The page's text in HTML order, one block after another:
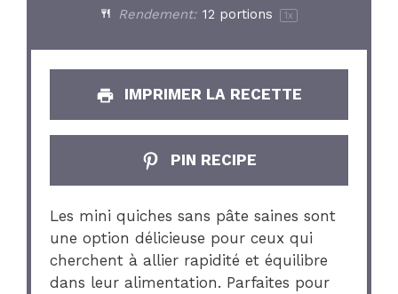
Rendement: 12 portions 1x
IMPRIMER LA RECETTE
PIN RECIPE
Les mini quiches sans pâte saines sont
une option délicieuse pour ceux qui
cherchent à allier rapidité et équilibre
dans leur alimentation. Parfaites pour